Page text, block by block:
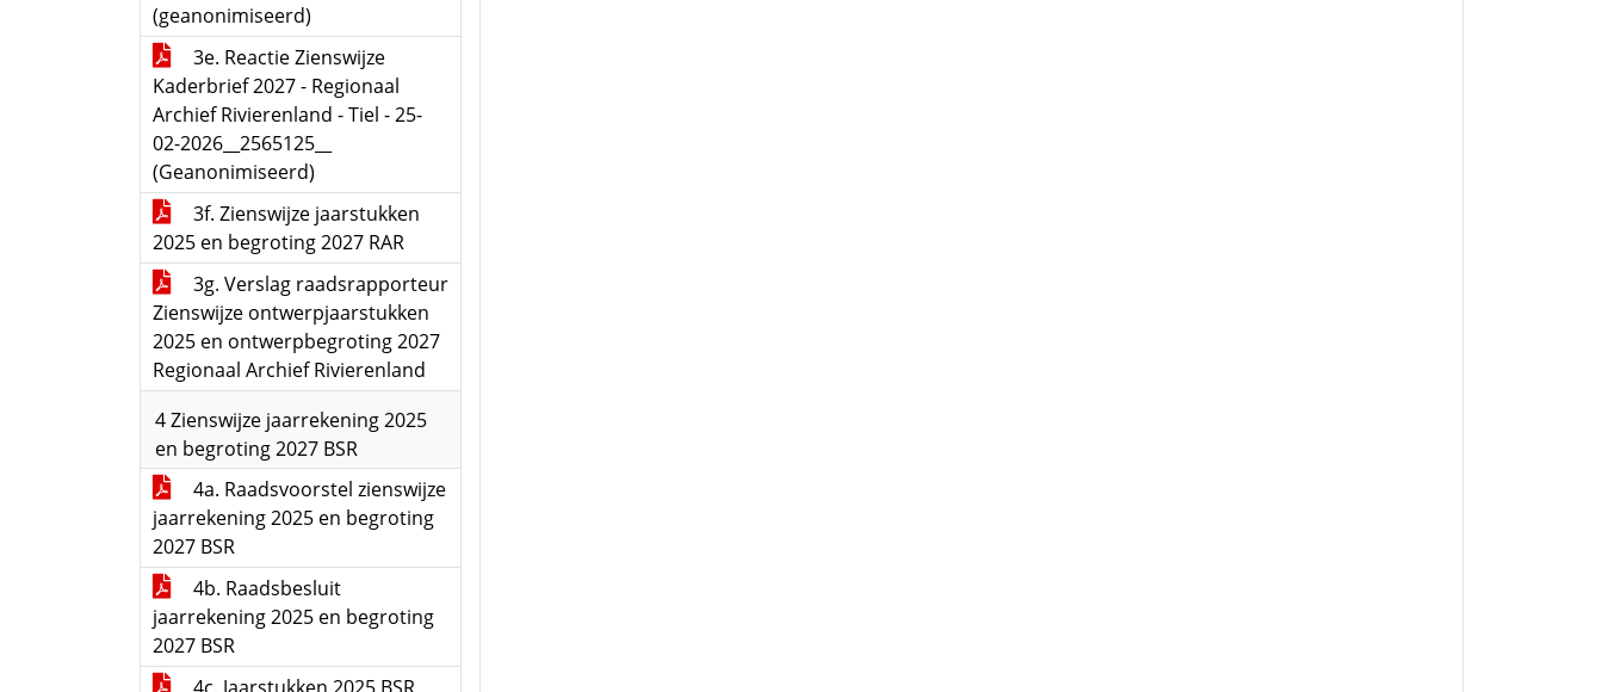
(geanonimiseerd)
3e. Reactie Zienswijze
Kaderbrief 2027 - Regionaal
Archief Rivierenland - Tiel - 25-
02-2026__2565125__
(Geanonimiseerd)
3f. Zienswijze jaarstukken
2025 en begroting 2027 RAR
3g. Verslag raadsrapporteur
Zienswijze ontwerpjaarstukken
2025 en ontwerpbegroting 2027
Regionaal Archief Rivierenland
4 Zienswijze jaarrekening 2025
en begroting 2027 BSR
4a. Raadsvoorstel zienswijze
jaarrekening 2025 en begroting
2027 BSR
4b. Raadsbesluit
jaarrekening 2025 en begroting
2027 BSR